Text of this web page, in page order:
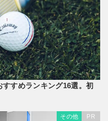
すすめランキング16選。初
その他 PR